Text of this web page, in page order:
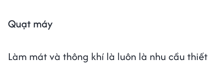
Quạt máy
Làm mát và thông khí là luôn là nhu cầu thiết